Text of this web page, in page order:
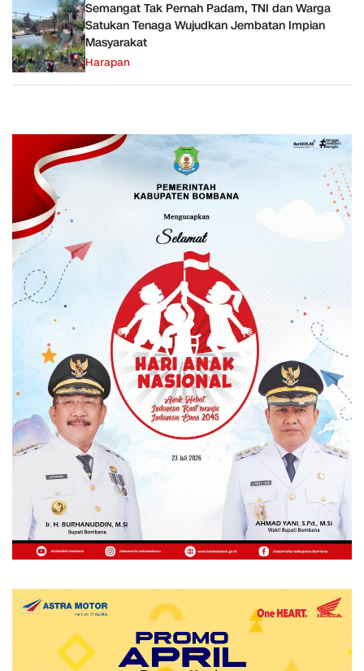
Semangat Tak Pernah Padam, TNI dan Warga
Satukan Tenaga Wujudkan Jembatan Impian
Masyarakat
Harapan